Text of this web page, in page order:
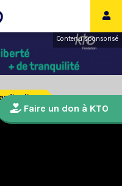
Contenu sponsorisé
Faire un don à KTO